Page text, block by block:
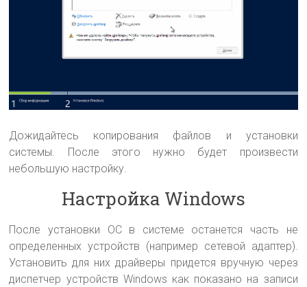
Дожидайтесь копирования файлов и установки
системы. После этого нужно будет произвести
небольшую настройку.
Настройка Windows
После установки ОС в системе останется часть не
определенных устройств (например сетевой адаптер).
Установить для них драйверы придется вручную через
диспетчер устройств Windows как показано на записи